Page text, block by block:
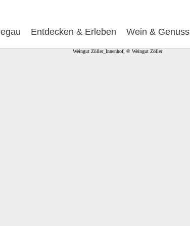
Entdecken & Erleben Wein & Genuss